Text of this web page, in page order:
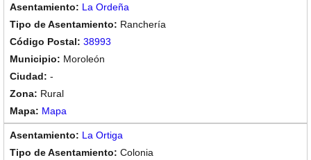
La Ordeña
Ranchería
38993
Moroleón
-
Rural
Mapa
La Ortiga
Colonia